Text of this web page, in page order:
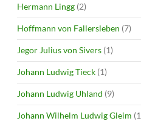
Hermann Lingg (2)
Hoffmann von Fallersleben (7)
Jegor Julius von Sivers (1)
Johann Ludwig Tieck (1)
Johann Ludwig Uhland (9)
Johann Wilhelm Ludwig Gleim